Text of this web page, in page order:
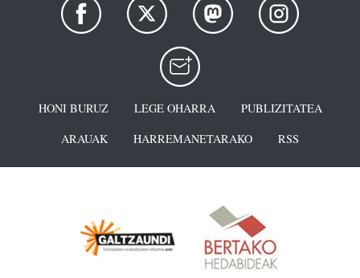
HONI BURUZ LEGE OHARRA
PUBLIZITATEA
ARAUAK
HARREMANETARAKO RSS